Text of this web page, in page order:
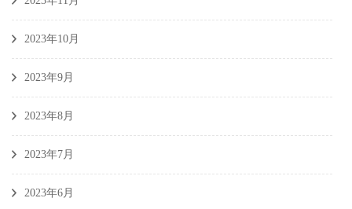
2023年10月
2023年9月
2023年8月
2023年7月
2023年6月